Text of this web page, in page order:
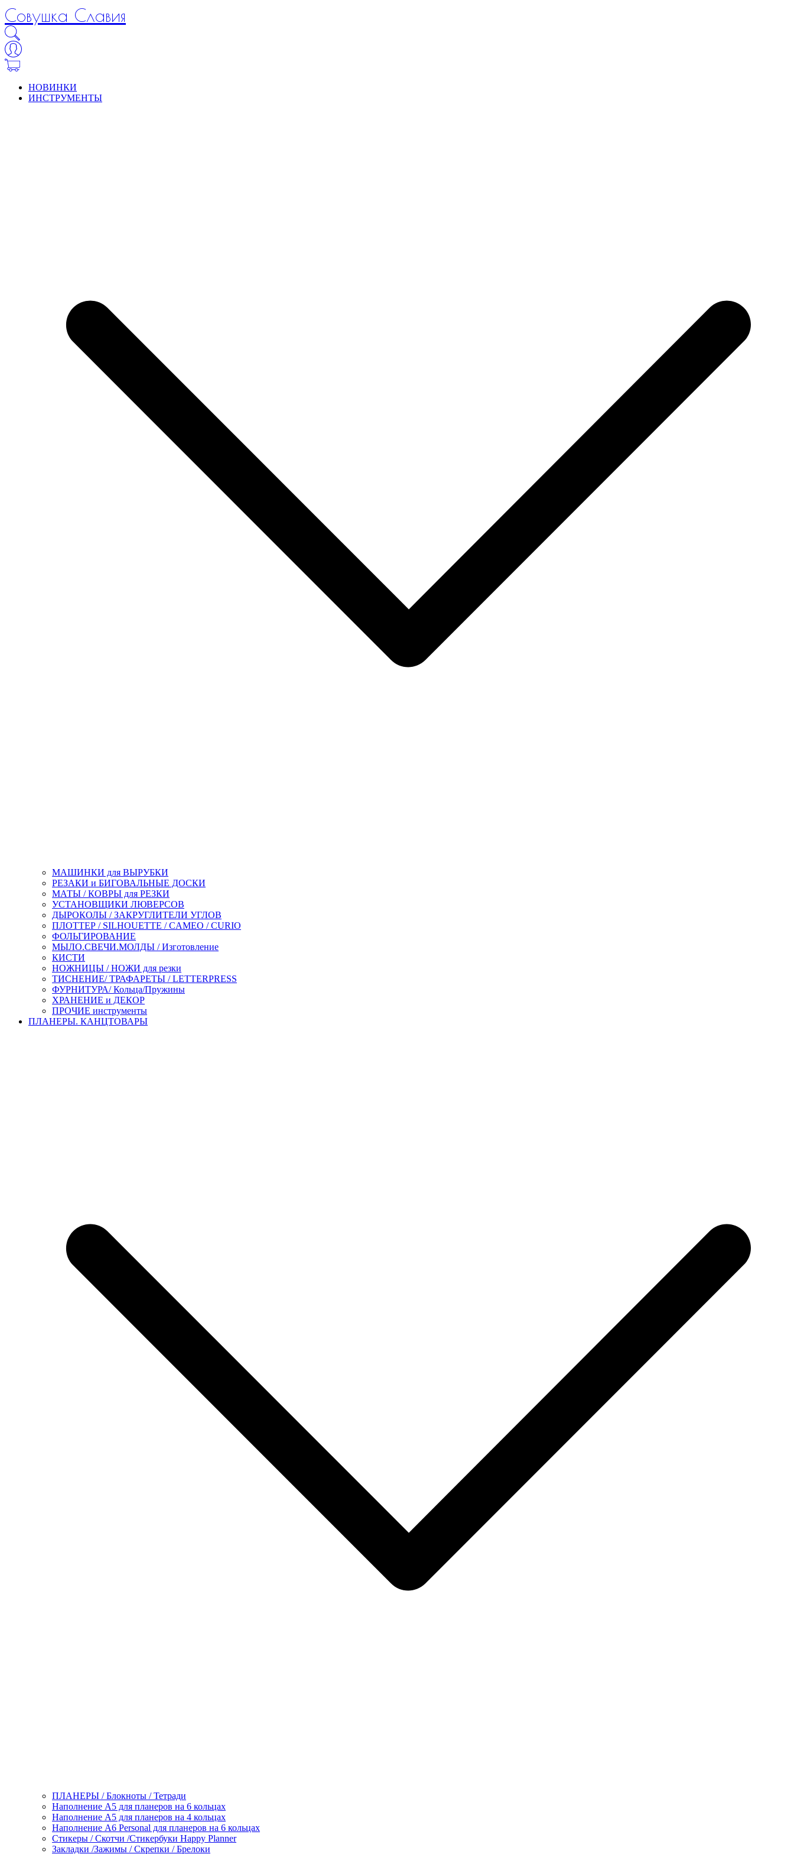
Совушка Славия
НОВИНКИ
ИНСТРУМЕНТЫ
МАШИНКИ для ВЫРУБКИ
РЕЗАКИ и БИГОВАЛЬНЫЕ ДОСКИ
МАТЫ / КОВРЫ для РЕЗКИ
УСТАНОВЩИКИ ЛЮВЕРСОВ
ДЫРОКОЛЫ / ЗАКРУГЛИТЕЛИ УГЛОВ
ПЛОТТЕР / SILHOUETTE / CAMEO / CURIO
ФОЛЬГИРОВАНИЕ
МЫЛО.СВЕЧИ.МОЛДЫ / Изготовление
КИСТИ
НОЖНИЦЫ / НОЖИ для резки
ТИСНЕНИЕ/ ТРАФАРЕТЫ / LETTERPRESS
ФУРНИТУРА/ Кольца/Пружины
ХРАНЕНИЕ и ДЕКОР
ПРОЧИЕ инструменты
ПЛАНЕРЫ. КАНЦТОВАРЫ
ПЛАНЕРЫ / Блокноты / Тетради
Наполнение А5 для планеров на 6 кольцах
Наполнение А5 для планеров на 4 кольцах
Наполнение А6 Personal для планеров на 6 кольцах
Стикеры / Скотчи /Стикербуки Happy Planner
Закладки /Зажимы / Скрепки / Брелоки